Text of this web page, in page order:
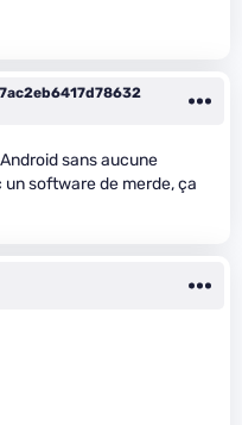
sans aucune
software de merde, ça